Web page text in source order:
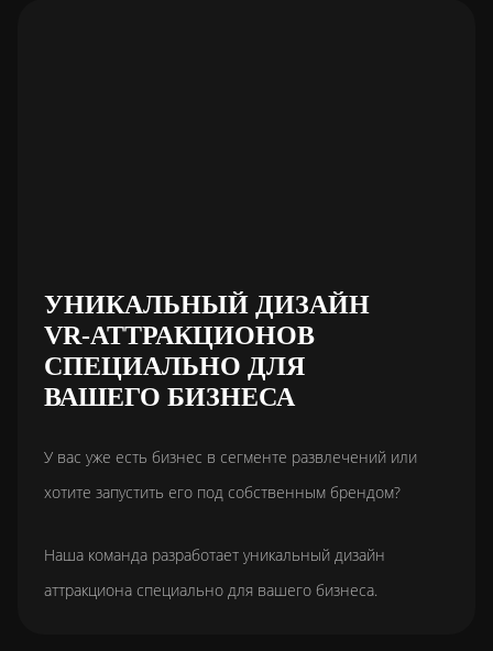
УНИКАЛЬНЫЙ ДИЗАЙН
VR-АТТРАКЦИОНОВ
СПЕЦИАЛЬНО ДЛЯ
ВАШЕГО БИЗНЕСА
У вас уже есть бизнес в сегменте развлечений или
хотите запустить его под собственным брендом?
Наша команда разработает уникальный дизайн
аттракциона специально для вашего бизнеса.